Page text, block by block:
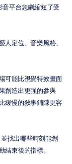
音平台急劇縮短了受
定位、音樂風格、
可能比視覺特效畫面
創造出更強的參與
緩慢的敘事鋪陳更容
找出哪些時刻能創
束後的指標。